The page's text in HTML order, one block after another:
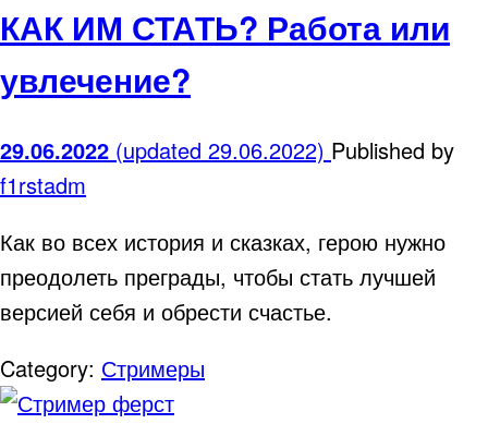
КАК ИМ СТАТЬ? Работа или
увлечение?
29.06.2022 (updated 29.06.2022) Published by
f1rstadm
Как во всех история и сказках, герою нужно
преодолеть преграды, чтобы стать лучшей
версией себя и обрести счастье.
Category: Стримеры